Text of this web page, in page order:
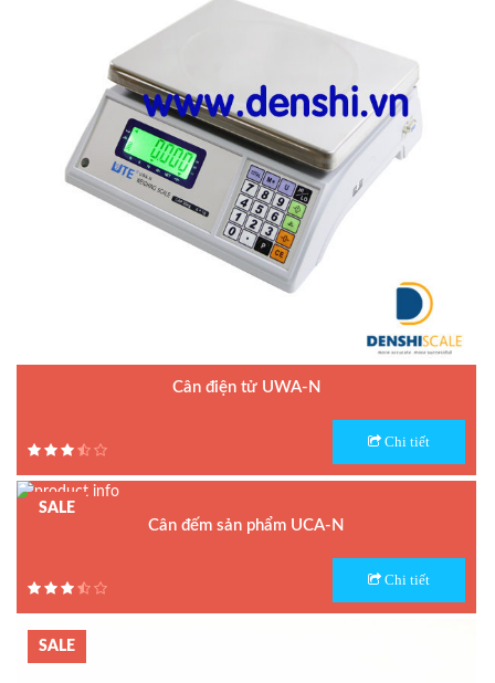
Cân điện tử UWA-N
Hãng sản xuất : UTE
Bảo hành: 1.5 năm
Chi tiết
SALE
Cân đếm sản phẩm UCA-N
Hãng sản xuất : UTE - Taiwan
Chi tiết
SALE